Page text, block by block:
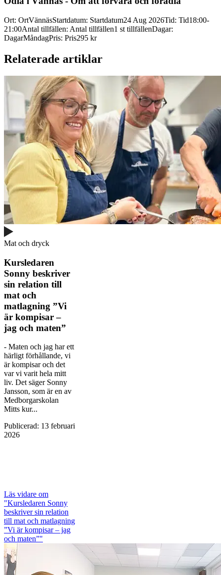
Ort: OrtVännäsStartdatum: Startdatum24 Aug 2026Tid: Tid18:00-
21:00Antal tillfällen: Antal tillfällen1 st tillfällenDagar:
DagarMåndagPris: Pris295 kr
Relaterade artiklar
Mat och dryck
Kursledaren
Sonny beskriver
sin relation till
mat och
matlagning ”Vi
är kompisar –
jag och maten”
- Maten och jag har ett
härligt förhållande, vi
är kompisar och det
var vi varit hela mitt
liv. Det säger Sonny
Jansson, som är en av
Medborgarskolan
Mitts kur...
Publicerad: 13 februari
2026
Läs vidare om
"Kursledaren Sonny
beskriver sin relation
till mat och matlagning
”Vi är kompisar – jag
och maten”"